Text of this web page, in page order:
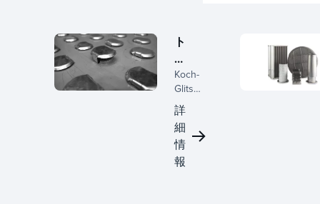
ト
レ
イ
Koch-
Glitsch
はトレ
イ技術
の世界
的リー
ダーで
詳
細
情
報